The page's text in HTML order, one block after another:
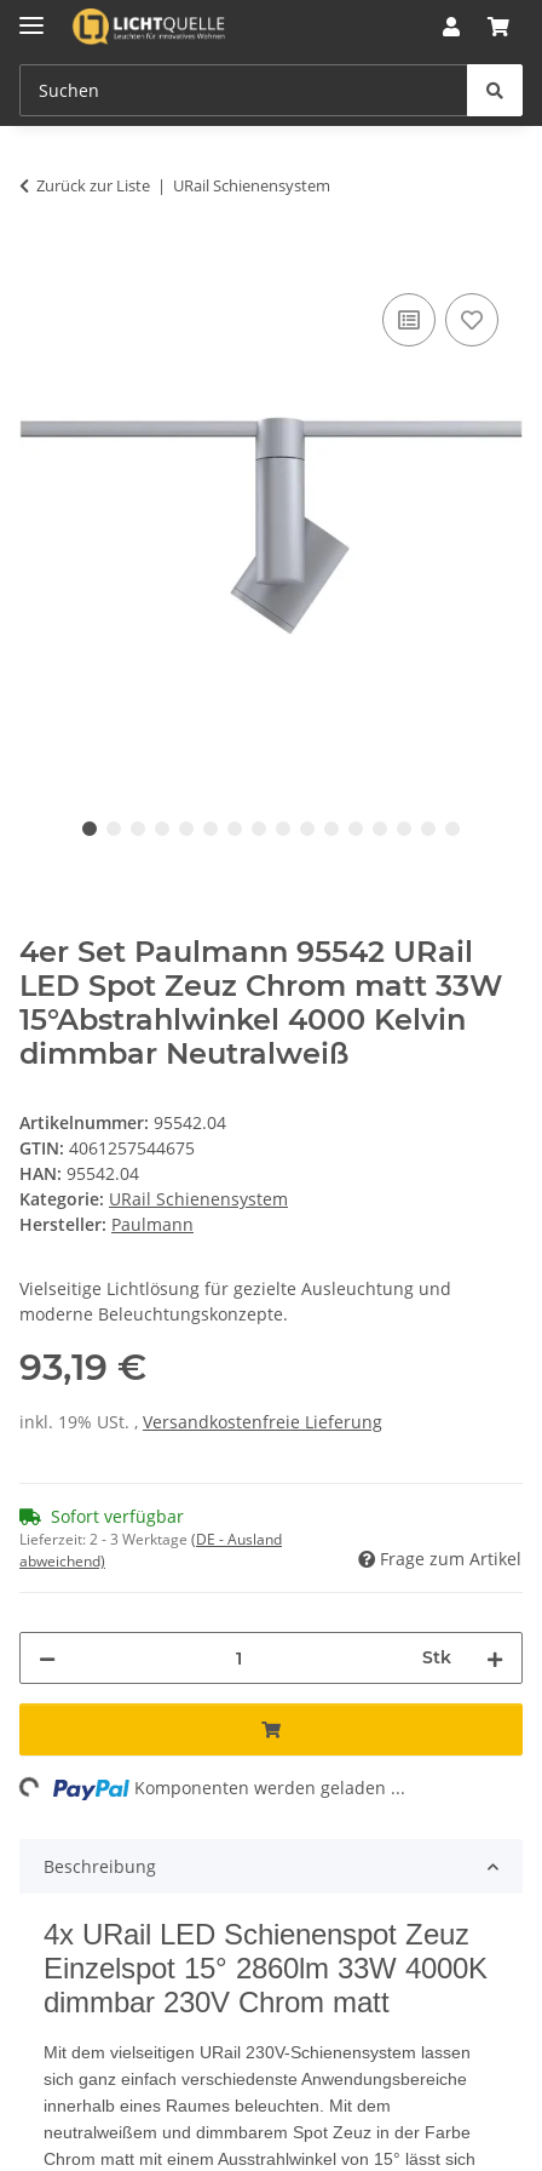
Zurück zur Liste URail Schienensystem
4er Set Paulmann 95542 URail
LED Spot Zeuz Chrom matt 33W
15°Abstrahlwinkel 4000 Kelvin
dimmbar Neutralweiß
Artikelnummer: 95542.04
GTIN: 4061257544675
HAN: 95542.04
Kategorie: URail Schienensystem
Hersteller: Paulmann
Vielseitige Lichtlösung für gezielte Ausleuchtung und
moderne Beleuchtungskonzepte.
93,19 €
inkl. 19% USt. , Versandkostenfreie Lieferung
Sofort verfügbar
Lieferzeit:2 - 3 Werktage (DE - Ausland
abweichend)
Frage zum Artikel
Stk
Komponenten werden geladen ...
Beschreibung
4x URail LED Schienenspot Zeuz
Einzelspot 15° 2860lm 33W 4000K
dimmbar 230V Chrom matt
Mit dem vielseitigen URail 230V-Schienensystem lassen
sich ganz einfach verschiedenste Anwendungsbereiche
innerhalb eines Raumes beleuchten. Mit dem
neutralweißem und dimmbarem Spot Zeuz in der Farbe
Chrom matt mit einem Ausstrahlwinkel von 15° lässt sich